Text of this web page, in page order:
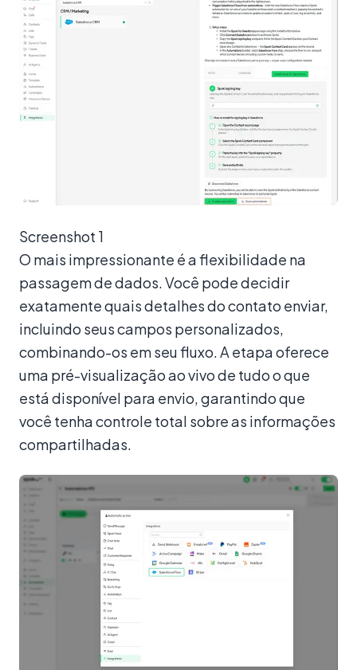
Screenshot 1
O mais impressionante é a flexibilidade na
passagem de dados. Você pode decidir
exatamente quais detalhes do contato enviar,
incluindo seus campos personalizados,
combinando-os em seu fluxo. A etapa oferece
uma pré-visualização ao vivo de tudo o que
está disponível para envio, garantindo que
você tenha controle total sobre as informações
compartilhadas.